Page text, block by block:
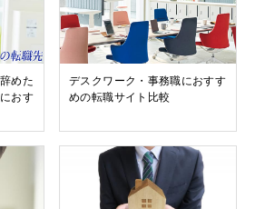
めた
おす
デスクワーク・事務職におすす
めの転職サイト比較